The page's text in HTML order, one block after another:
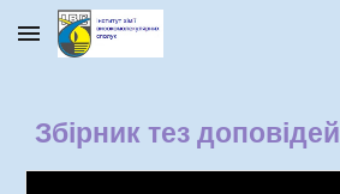
Skip to main content
Збірник тез доповідей